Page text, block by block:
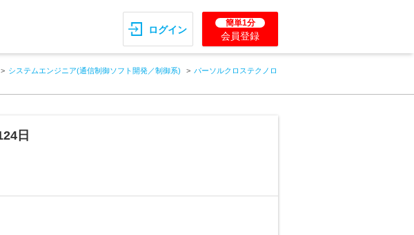
ログイン
簡単1分
会員登録
システムエンジニア(通信制御ソフト開発／制御系)
パーソルクロステクノロ
日